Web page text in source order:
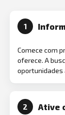
1
Comece com
oferece. A
oportunidades
2 Ative